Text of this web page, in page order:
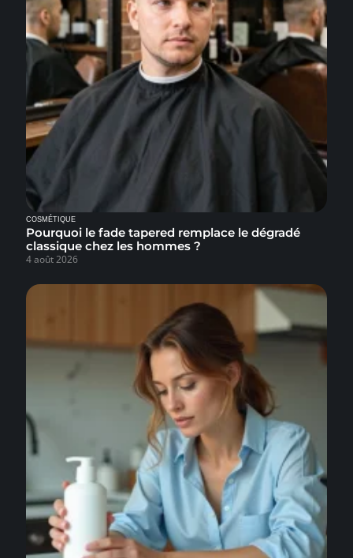
COSMÉTIQUE
Pourquoi le fade tapered remplace le dégradé
classique chez les hommes ?
4 août 2026